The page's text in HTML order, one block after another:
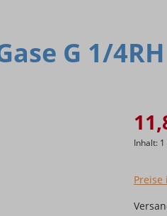
G 1/
Inhalt:
Preise